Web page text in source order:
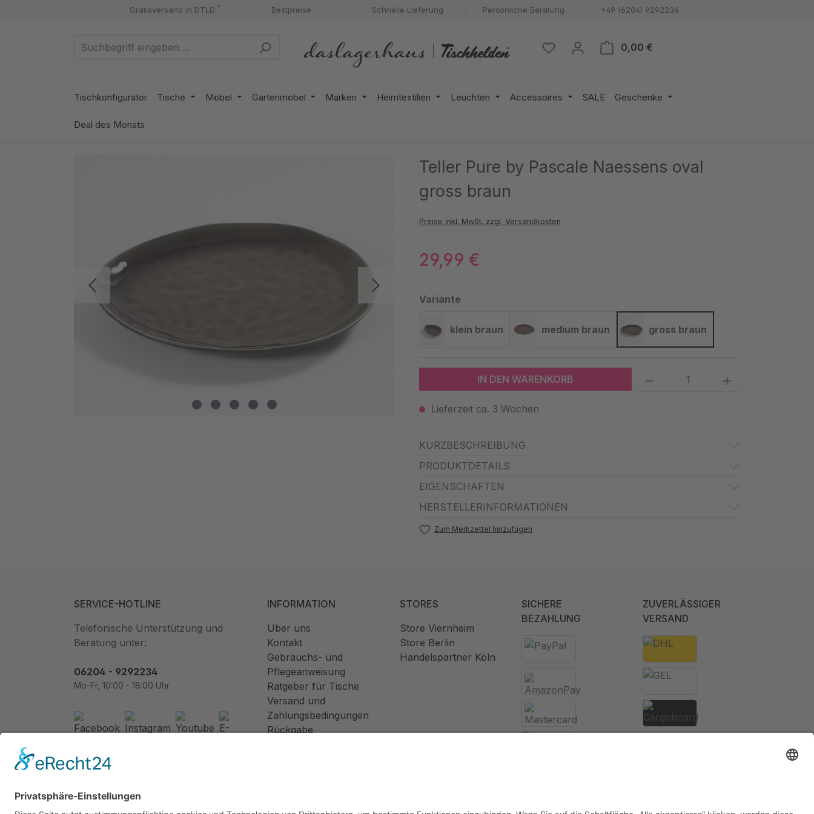
Zur Hauptnavigation springenGratisversand in DTLD * Bestpreise Schnelle Lieferung Persönliche Beratung +49 (6204) 9292234
0,00 €
Tischkonfigurator Tische Möbel Gartenmöbel Marken Heimtextilien Leuchten Accessoires SALE Geschenke
Deal des Monats
Teller Pure by Pascale Naessens oval
gross braun
Preise inkl. MwSt. zzgl. Versandkosten
29,99 €
Variante
klein braun
klein braun
medium braun
medium braun
gross braun
gross braun
IN DEN WARENKORB Produkt Anzahl: Gib
Lieferzeit ca. 3 Wochen
KURZBESCHREIBUNG
PRODUKTDETAILS
EIGENSCHAFTEN
HERSTELLERINFORMATIONEN
Zum Merkzettel hinzufügen
SERVICE-HOTLINE
Telefonische Unterstützung und
Beratung unter:
06204 - 9292234
Mo-Fr, 10:00 - 18:00 Uhr
Newsletter abonnieren
INFORMATION
Über uns
Kontakt
Gebrauchs- und
Pflegeanweisung
Ratgeber für Tische
Versand und
Zahlungsbedingungen
Rückgabe
STORES
Store Viernheim
Store Berlin
Handelspartner Köln
SICHERE
BEZAHLUNG
ZUVERLÄSSIGER
VERSAND